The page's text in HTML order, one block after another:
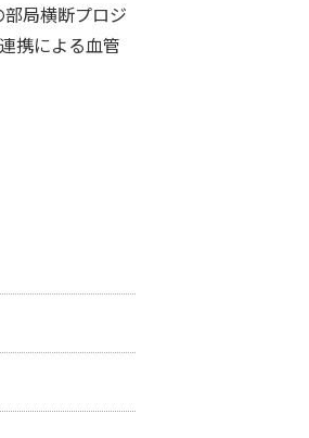
部局横断プロジ
携による血管